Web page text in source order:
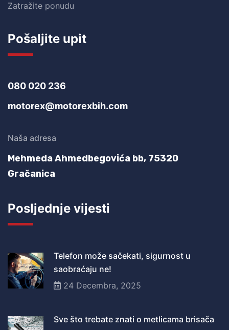
Zatražite ponudu
Pošaljite upit
080 020 236
motorex@motorexbih.com
Naša adresa
Mehmeda Ahmedbegovića bb, 75320
Gračanica
Posljednje vijesti
Telefon može sačekati, sigurnost u
saobraćaju ne!
24 Decembra, 2025
Sve što trebate znati o metlicama brisača